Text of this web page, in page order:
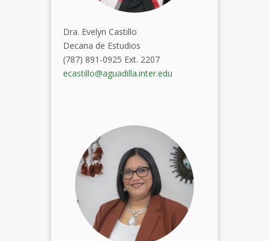
Dra. Evelyn Castillo
Decana de Estudios
(787) 891-0925 Ext. 2207
ecastillo@aguadilla.inter.edu